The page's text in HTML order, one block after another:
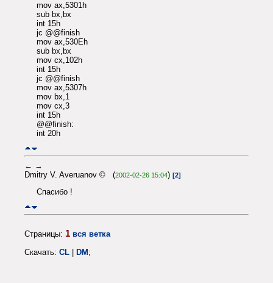
mov ax,5301h
sub bx,bx
int 15h
jc @@finish
mov ax,530Eh
sub bx,bx
mov cx,102h
int 15h
jc @@finish
mov ax,5307h
mov bx,1
mov cx,3
int 15h
@@finish:
int 20h
← →
Dmitry V. Averuanov © (2002-02-26 15:04) [2]
Спасибо !
Страницы: 1 вся ветка
Скачать: CL | DM;